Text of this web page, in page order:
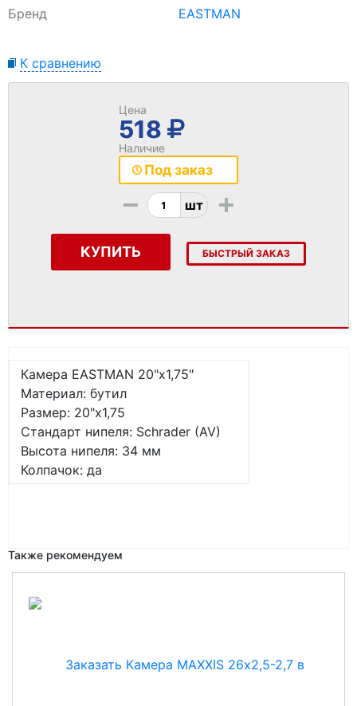
Бренд
EASTMAN
К сравнению
Цена
518
Наличие
Под заказ
- шт +
КУПИТЬ БЫСТРЫЙ ЗАКАЗ
Камера EASTMAN 20"х1,75"
Материал: бутил
Размер: 20"x1,75
Стандарт нипеля: Schrader (AV)
Высота нипеля: 34 мм
Колпачок: да
Также рекомендуем